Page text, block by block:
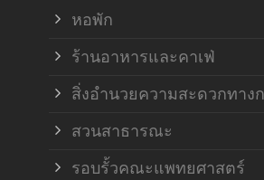
หอพัก
ร้านอาหารและคาเฟ่
สิ่งอำนวยความสะดวกทาง
สวนสาธารณะ
รอบรั้วคณะแพทยศาสตร์